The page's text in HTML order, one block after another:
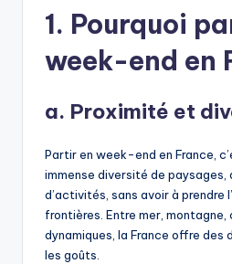
1. Pourquoi
week-end en
a. Proximité et
Partir en week-end en France,
immense diversité de paysages,
d’activités, sans avoir à prendre
frontières. Entre mer, montagne,
dynamiques, la France offre des
les goûts.